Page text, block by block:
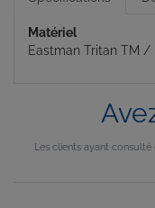
Matériel
Eastman Tritan TM
Les clients ayant